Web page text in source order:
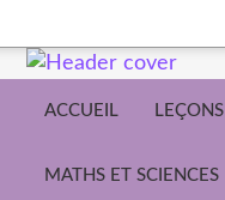
ACCUEIL LEÇONS
MATHS ET SCIENCES